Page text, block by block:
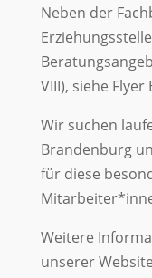
Neben der
VIII), siehe
Wir suchen
Brandenburg
für diese
Weitere
unserer